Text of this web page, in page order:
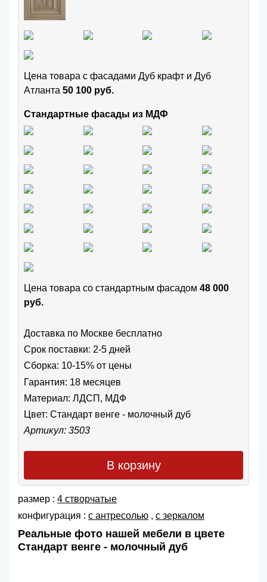
Цена товара с фасадами Дуб крафт и Дуб
Атланта 50 100 руб.
Стандартные фасады из МДФ
Цена товара cо стандартным фасадом 48 000
руб.
Доставка по Москве бесплатно
Срок поставки: 2-5 дней
Сборка: 10-15% от цены
Гарантия: 18 месяцев
Материал: ЛДСП, МДФ
Цвет: Стандарт венге - молочный дуб
Артикул: 3503
В корзину
размер : 4 створчатые
конфигурация : с антресолью , с зеркалом
Реальные фото нашей мебели в цвете
Стандарт венге - молочный дуб